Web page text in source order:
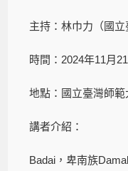
主持：林巾力（國立
時間：2024年11月
地點：國立臺灣師
講者介紹：
Badai，卑南族